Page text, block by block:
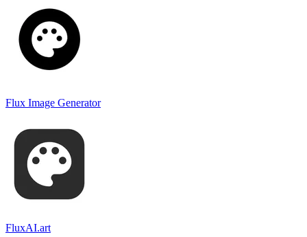
Flux Image Generator
FluxAI.art